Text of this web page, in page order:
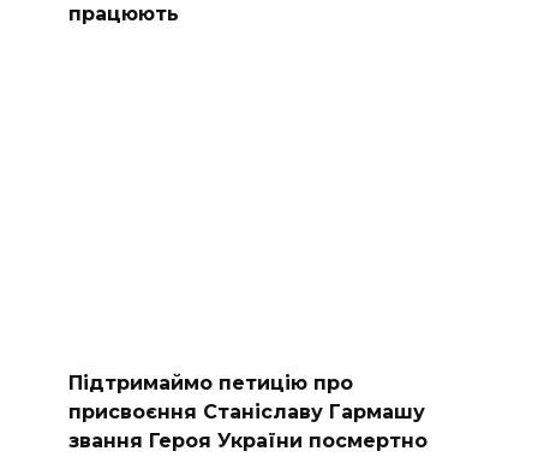
працюють
Підтримаймо петицію про
присвоєння Станіславу Гармашу
звання Героя України посмертно